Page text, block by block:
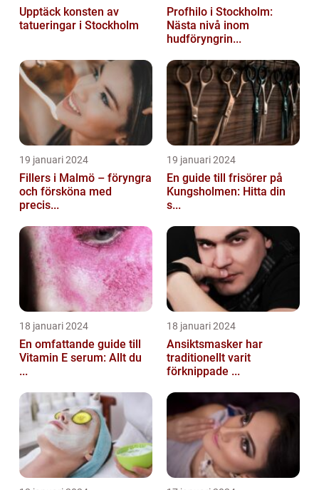
Upptäck konsten av
tatueringar i Stockholm
Profhilo i Stockholm:
Nästa nivå inom
hudföryngrin...
19 januari 2024
Fillers i Malmö – föryngra
och försköna med
precis...
19 januari 2024
En guide till frisörer på
Kungsholmen: Hitta din
s...
18 januari 2024
En omfattande guide till
Vitamin E serum: Allt du
...
18 januari 2024
Ansiktsmasker har
traditionellt varit
förknippade ...